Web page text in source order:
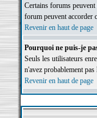
Certains forums
forum peuvent accorder
Revenir en haut de page
Pourquoi ne puis-je
Seuls les utilisateurs
n'avez probablement
Revenir en haut de page